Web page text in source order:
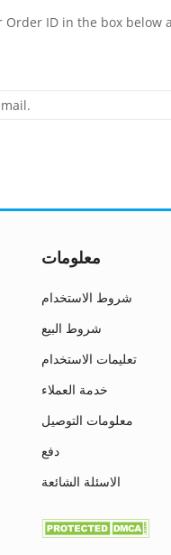
ID in the box
معلومات
شروط الاستخدام
شروط البيع
تعليمات الاستخدام
خدمة العملاء
معلومات التوصيل
دفع
الاسئلة الشائعة